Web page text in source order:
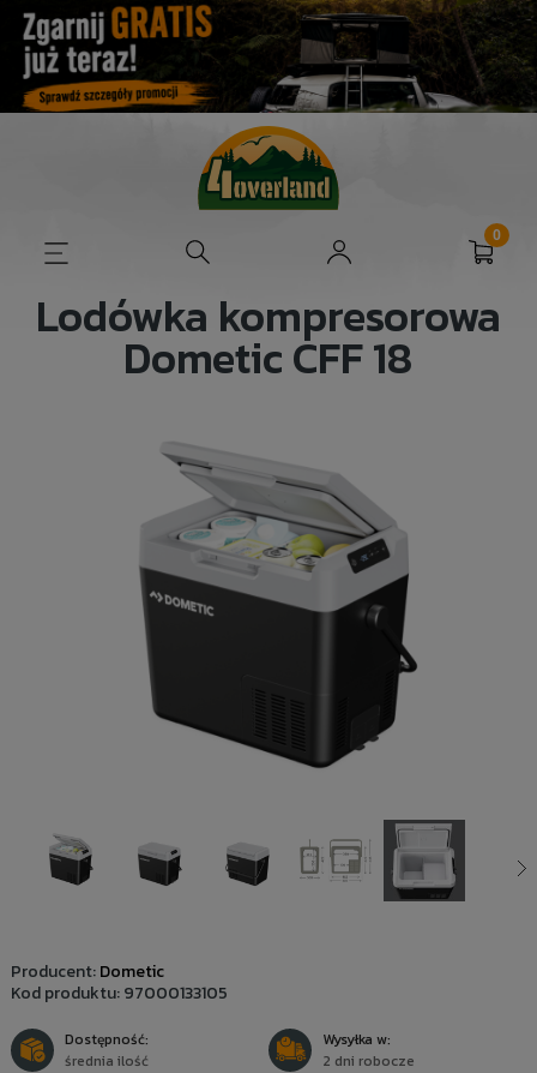
Lodówka kompresorowa
Dometic CFF 18
Producent:Dometic
Kod produktu:97000133105
Dostępność:
średnia ilość
Wysyłka w:
2 dni robocze